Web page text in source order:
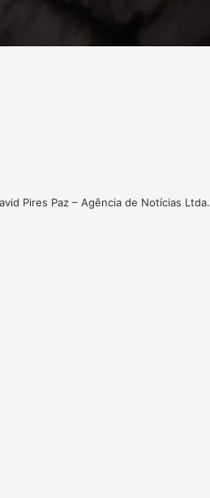
Pires Paz – Agência de Notícias Ltda.